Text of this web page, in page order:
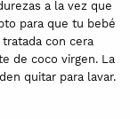
a la vez que
para que tu bebé
con cera
de coco virgen. La
quitar para lavar.